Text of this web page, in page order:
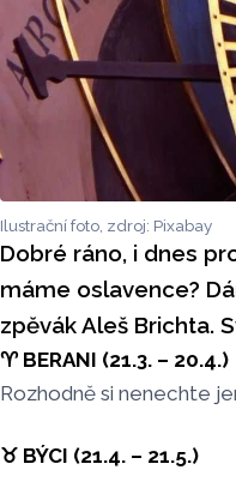
Ilustrační foto, zdroj: Pixabay
Dobré ráno, i dnes
máme oslavence?
zpěvák Aleš Brichta.
♈ BERANI (21.3. – 20.4.)
Rozhodně si nenechte
♉ BÝCI (21.4. – 21.5.)